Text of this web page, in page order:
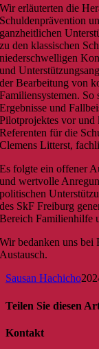
Wir erläuterten die
Schuldenprävention
ganzheitlichen
zu den klassischen
niederschwelligen
und
der Bearbeitung von
Familiensystemen. So
Ergebnisse und
Pilotprojektes vor und
Referenten für die
Clemens Litterst,
Es folgte ein offener
und wertvolle
politischen
des SkF Freiburg
Bereich Familienhilfe
Wir bedanken uns bei
Austausch.
Sausan Hachicho
Teilen Sie diesen
Facebook
X
Reddit
LinkedIn
WhatsApp
Tumblr
Pinterest
Vk
E-
Kontakt